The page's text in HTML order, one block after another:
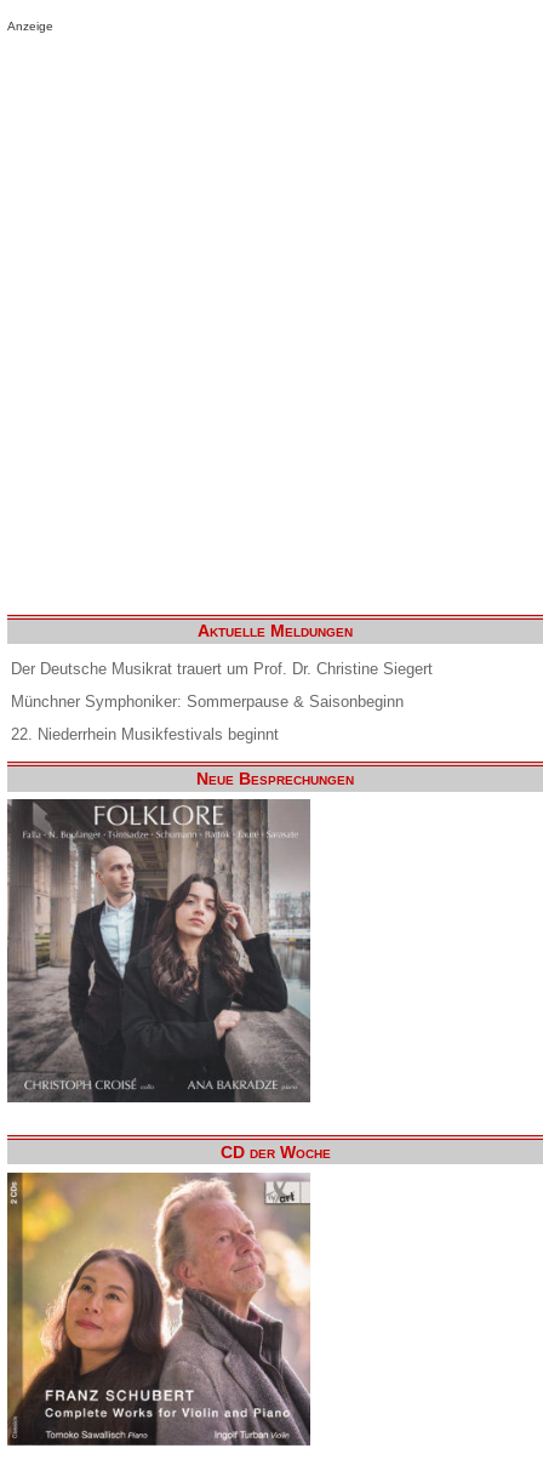
Anzeige
Aktuelle Meldungen
Der Deutsche Musikrat trauert um Prof. Dr. Christine Siegert
Münchner Symphoniker: Sommerpause & Saisonbeginn
22. Niederrhein Musikfestivals beginnt
Neue Besprechungen
CD der Woche